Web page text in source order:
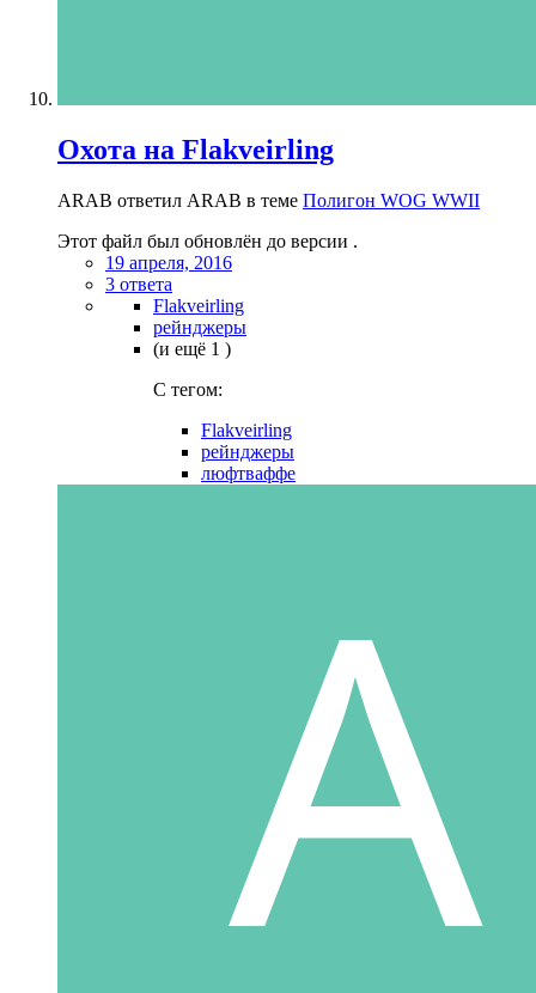
Охота на Flakveirling
ARAB ответил ARAB в теме Полигон WOG WWII
Этот файл был обновлён до версии .
19 апреля, 2016
3 ответа
Flakveirling
рейнджеры
(и ещё 1 )
C тегом:
Flakveirling
рейнджеры
люфтваффе